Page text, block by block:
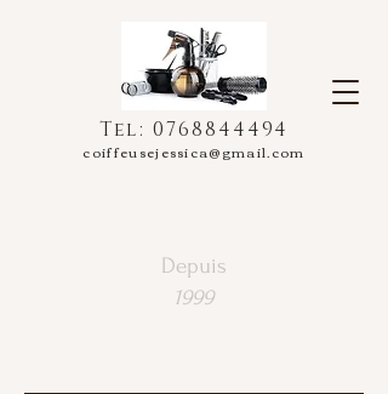
Tel:0768844494
coiffeusejessica@gmail.com
Depuis
1999